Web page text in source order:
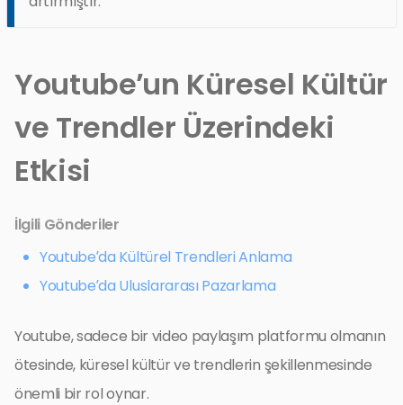
Youtube’un Küresel Kültür
ve Trendler Üzerindeki
Etkisi
İlgili Gönderiler
Youtube’da Kültürel Trendleri Anlama
Youtube’da Uluslararası Pazarlama
Youtube, sadece bir video paylaşım platformu olmanın
ötesinde, küresel kültür ve trendlerin şekillenmesinde
önemli bir rol oynar.